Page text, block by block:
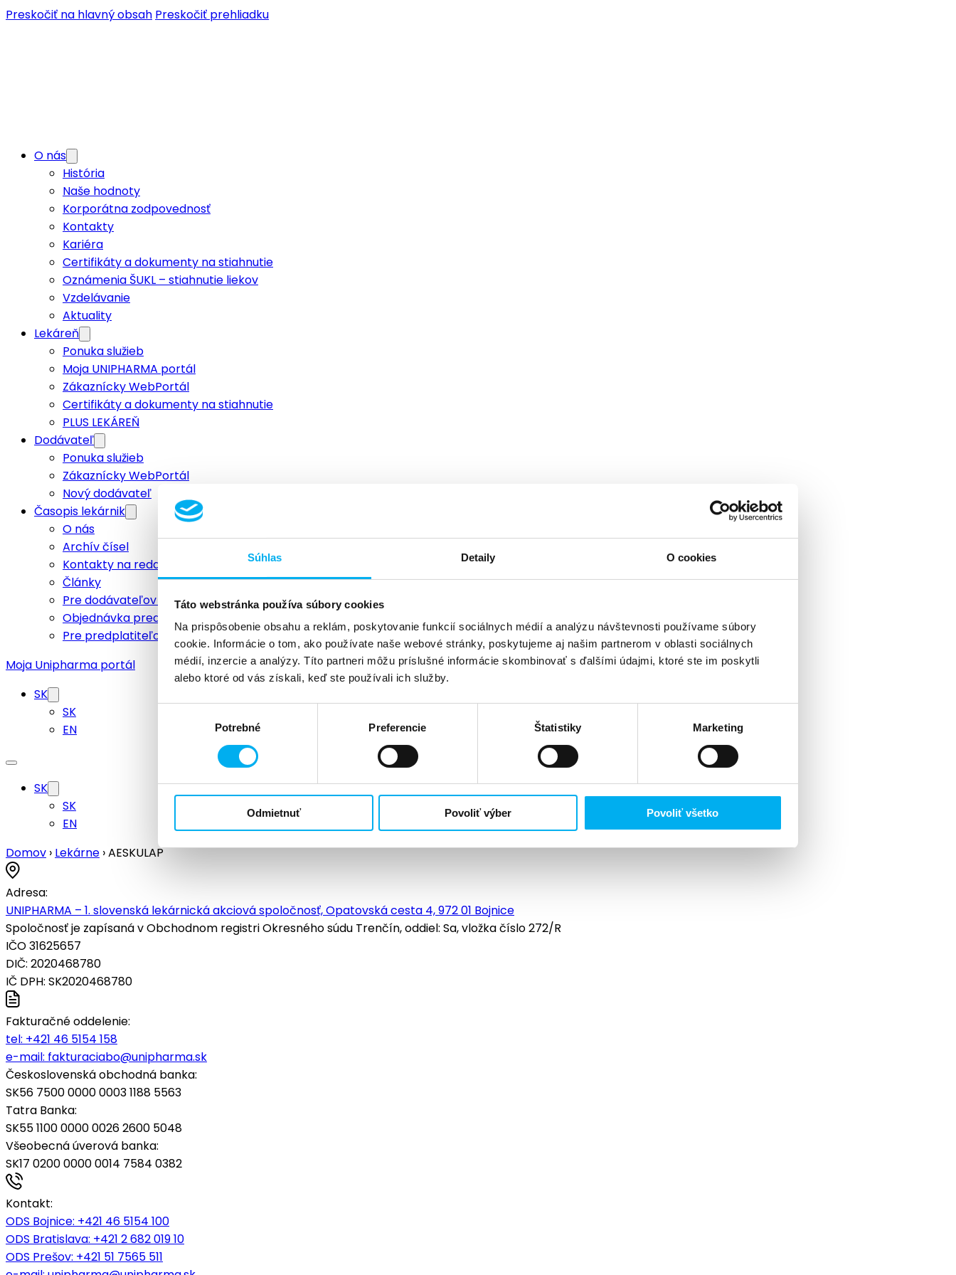
Súhlas Detaily O cookies
Táto webstránka používa súbory cookies
Na prispôsobenie obsahu a reklám, poskytovanie funkcií sociálnych médií a analýzu návštevnosti používame súbory
cookie. Informácie o tom, ako používate naše webové stránky, poskytujeme aj našim partnerom v oblasti sociálnych
médií, inzercie a analýzy. Títo partneri môžu príslušné informácie skombinovať s ďalšími údajmi, ktoré ste im poskytli
alebo ktoré od vás získali, keď ste používali ich služby.
Potrebné Preferencie Štatistiky Marketing
Odmietnuť Povoliť výber Povoliť všetko
Preskočiť na hlavný obsah Preskočiť prehliadku
O nás
História
Naše hodnoty
Korporátna zodpovednosť
Kontakty
Kariéra
Certifikáty a dokumenty na stiahnutie
Oznámenia ŠUKL – stiahnutie liekov
Vzdelávanie
Aktuality
Lekáreň
Ponuka služieb
Moja UNIPHARMA portál
Zákaznícky WebPortál
Certifikáty a dokumenty na stiahnutie
PLUS LEKÁREŇ
Dodávateľ
Ponuka služieb
Zákaznícky WebPortál
Nový dodávateľ
Časopis lekárnik
O nás
Archív čísel
Kontakty na redakciu
Články
Pre dodávateľov a inzerentov
Objednávka predplatného
Pre predplatiteľov
Moja Unipharma portál
SK
SK
EN
SK
SK
EN
Domov › Lekárne ›AESKULAP
Adresa:
UNIPHARMA – 1. slovenská lekárnická akciová spoločnosť, Opatovská cesta 4, 972 01 Bojnice
Spoločnosť je zapísaná v Obchodnom registri Okresného súdu Trenčín, oddiel: Sa, vložka číslo 272/R
IČO 31625657
DIČ: 2020468780
IČ DPH: SK2020468780
Fakturačné oddelenie:
tel: +421 46 5154 158
e-mail: fakturaciabo@unipharma.sk
Československá obchodná banka:
SK56 7500 0000 0003 1188 5563
Tatra Banka:
SK55 1100 0000 0026 2600 5048
Všeobecná úverová banka:
SK17 0200 0000 0014 7584 0382
Kontakt:
ODS Bojnice: +421 46 5154 100
ODS Bratislava: +421 2 682 019 10
ODS Prešov: +421 51 7565 511